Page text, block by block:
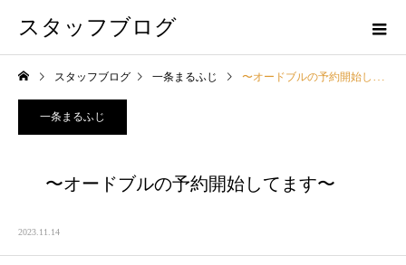
スタッフブログ
スタッフブログ 一条まるふじ 〜オードブルの予約開始してます〜
一条まるふじ
〜オードブルの予約開始してます〜
2023.11.14